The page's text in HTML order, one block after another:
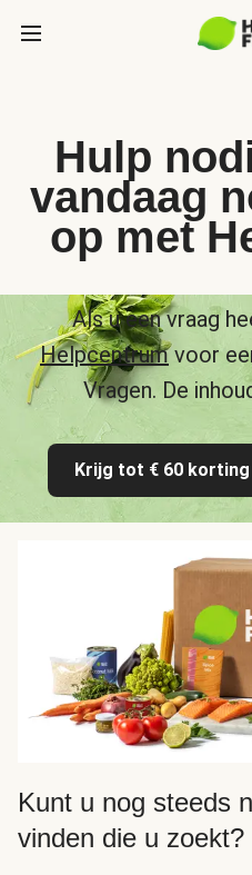
Hulp
vandaag
op met
Als u een vraag
Helpcentrumvoor
Vragen. De
Krijg tot € 60
Kunt u nog steeds
vinden die u zoekt?